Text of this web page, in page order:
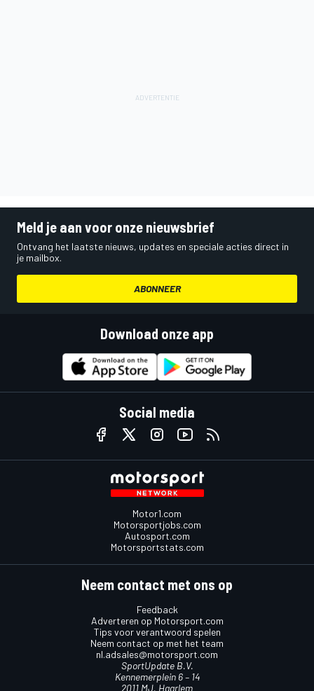
Meld je aan voor onze nieuwsbrief
Ontvang het laatste nieuws, updates en speciale acties direct in
je mailbox.
ABONNEER
Download onze app
Social media
Motor1.com
Motorsportjobs.com
Autosport.com
Motorsportstats.com
Neem contact met ons op
Feedback
Adverteren op Motorsport.com
Tips voor verantwoord spelen
Neem contact op met het team
nl.adsales@motorsport.com
SportUpdate B.V.
Kennemerplein 6 – 14
2011 MJ, Haarlem